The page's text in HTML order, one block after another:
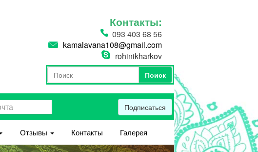
Контакты:
093 403 68 56
kamalavana108@gmail.com
rohinikharkov
Форма поиска
Поиск
Поиск
Подписаться
Отзывы Контакты Галерея